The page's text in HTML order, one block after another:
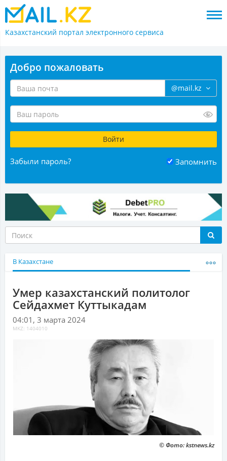
Казахстанский портал электронного сервиса
Добро пожаловать
@mail.kz
Забыли пароль? Запомнить
В Казахстане
Умер казахстанский политолог
Сейдахмет Куттыкадам
04:01, 3 марта 2024
MKZ: 1404010
© Фото: kstnews.kz